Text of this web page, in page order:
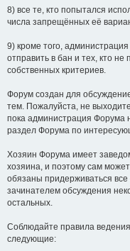
8) все те, кто попытался
числа запрещённых её
9) кроме того,
отправить в бан и тех, кто
собственных критериев.
Форум создан для обсуждение
тем. Пожалуйста, не
пока администрация Форума
раздел Форума по
Хозяин Форума имеет
хозяина, и поэтому сам
обязаны придерживаться
зачинателем обсуждения
остальных.
Соблюдайте правила
следующие: